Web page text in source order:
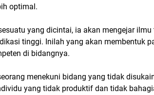
optimal.
yang dicintai, ia akan mengejar ilmu
tinggi. Inilah yang akan membentuk
di bidangnya.
menekuni bidang yang tidak
yang tidak produktif dan tidak